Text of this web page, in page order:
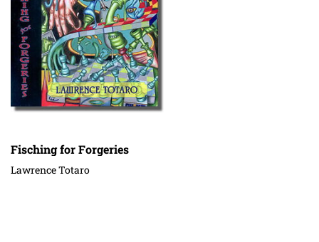
Fisching for Forgeries
Lawrence Totaro